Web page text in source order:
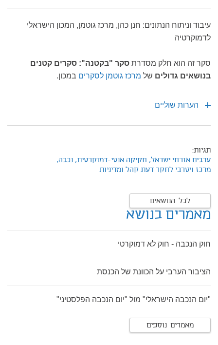
עיבוד וניתוח הנתונים: חנן כהן, מרכז גוטמן, המכון הישראלי
לדמוקרטיה
סקר זה הוא חלק מסדרת סקר "בקטנה": סקרים קטנים
בנושאים גדולים של מרכז גוטמן לסקרים במכון.
הערות שוליים
תגיות:
ערבים אזרחי ישראל, חקיקה אנטי-דמוקרטית, נכבה,
מרכז ויטרבי לחקר דעת קהל ומדיניות
לכל הנושאים
מאמרים בנושא
חוק הנכבה - חוק לא דמוקרטי
הציבור הערבי על הכוונת של הכנסת
"יום הנכבה הישראלי" מול "יום הנכבה הפלסטיני"
מאמרים נוספים